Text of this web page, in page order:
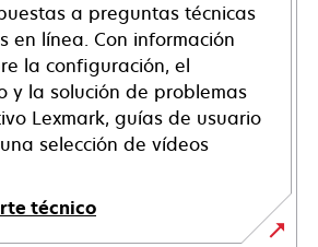
a preguntas técnicas
en línea. Con información
la configuración, el
y la solución de problemas
Lexmark, guías de usuario
selección de vídeos
técnico